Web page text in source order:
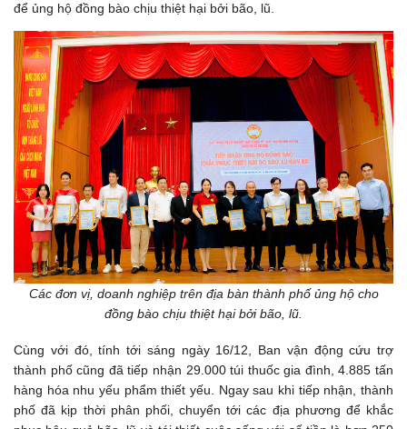
để ủng hộ đồng bào chịu thiệt hại bởi bão, lũ.
Các đơn vị, doanh nghiệp trên địa bàn thành phố ủng hộ cho
đồng bào chịu thiệt hại bởi bão, lũ.
Cùng với đó, tính tới sáng ngày 16/12, Ban vận động cứu trợ
thành phố cũng đã tiếp nhận 29.000 túi thuốc gia đình, 4.885 tấn
hàng hóa nhu yếu phẩm thiết yếu. Ngay sau khi tiếp nhận, thành
phố đã kịp thời phân phối, chuyển tới các địa phương để khắc